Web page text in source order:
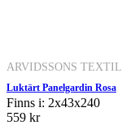
ARVIDSSONS TEXTIL
Luktärt Panelgardin Rosa
Finns i: 2x43x240
559 kr